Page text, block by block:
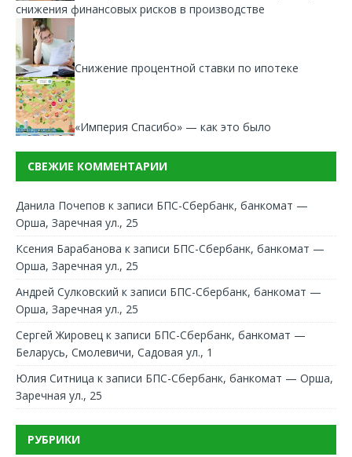
снижения финансовых рисков в производстве
Снижение процентной ставки по ипотеке
«Империя Спасибо» — как это было
СВЕЖИЕ КОММЕНТАРИИ
Данила Почепов к записи БПС-Сбербанк, банкомат —
Орша, Заречная ул., 25
Ксения Барабанова к записи БПС-Сбербанк, банкомат —
Орша, Заречная ул., 25
Андрей Сулковский к записи БПС-Сбербанк, банкомат —
Орша, Заречная ул., 25
Сергей Жировец к записи БПС-Сбербанк, банкомат —
Беларусь, Смолевичи, Садовая ул., 1
Юлия Ситница к записи БПС-Сбербанк, банкомат — Орша,
Заречная ул., 25
РУБРИКИ